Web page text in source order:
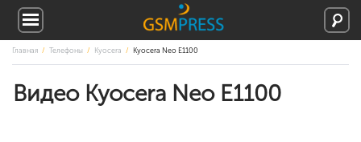
Главная Телефоны Kyocera Kyocera Neo E1100
Видео Kyocera Neo E1100